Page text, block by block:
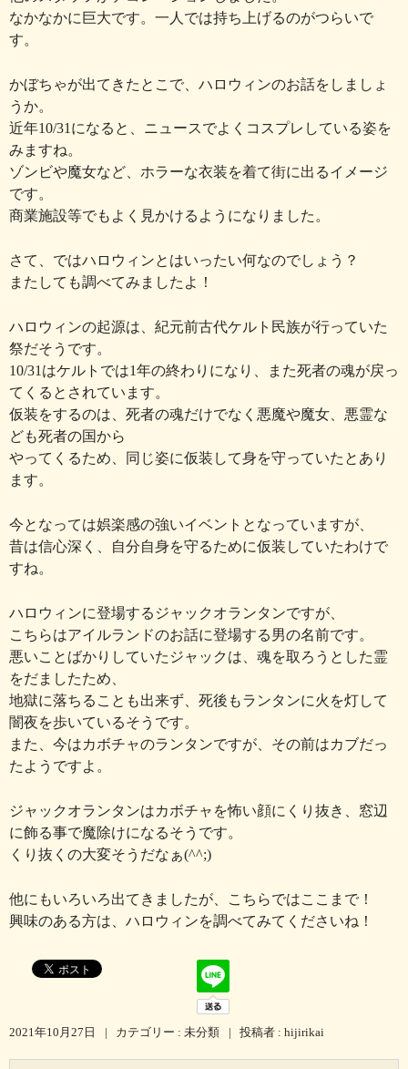
なかなかに巨大です。一人では持ち上げるのがつらいで
す。
かぼちゃが出てきたとこで、ハロウィンのお話をしましょ
うか。
近年10/31になると、ニュースでよくコスプレしている姿を
みますね。
ゾンビや魔女など、ホラーな衣装を着て街に出るイメージ
です。
商業施設等でもよく見かけるようになりました。
さて、ではハロウィンとはいったい何なのでしょう？
またしても調べてみましたよ！
ハロウィンの起源は、紀元前古代ケルト民族が行っていた
祭だそうです。
10/31はケルトでは1年の終わりになり、また死者の魂が戻っ
てくるとされています。
仮装をするのは、死者の魂だけでなく悪魔や魔女、悪霊な
ども死者の国から
やってくるため、同じ姿に仮装して身を守っていたとあり
ます。
今となっては娯楽感の強いイベントとなっていますが、
昔は信心深く、自分自身を守るために仮装していたわけで
すね。
ハロウィンに登場するジャックオランタンですが、
こちらはアイルランドのお話に登場する男の名前です。
悪いことばかりしていたジャックは、魂を取ろうとした霊
をだましたため、
地獄に落ちることも出来ず、死後もランタンに火を灯して
闇夜を歩いているそうです。
また、今はカボチャのランタンですが、その前はカブだっ
たようですよ。
ジャックオランタンはカボチャを怖い顔にくり抜き、窓辺
に飾る事で魔除けになるそうです。
くり抜くの大変そうだなぁ(^^;)
他にもいろいろ出てきましたが、こちらではここまで！
興味のある方は、ハロウィンを調べてみてくださいね！
2021年10月27日 | カテゴリー : 未分類 | 投稿者 : hijirikai